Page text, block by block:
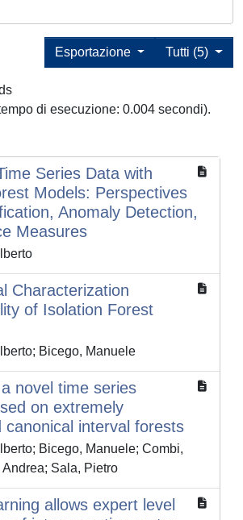
Tutti (5)
Esportazione
di esecuzione: 0.004 secondi).
Series Data with
Models: Perspectives
Anomaly Detection,
Measures
Characterization
of Isolation Forest
Bicego, Manuele
novel time series
on extremely
canonical interval forests
Bicego, Manuele; Combi,
Sala, Pietro
allows expert level